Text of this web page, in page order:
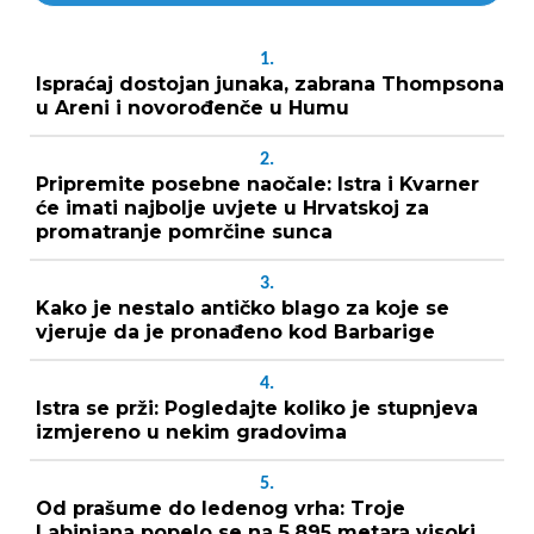
1.
Ispraćaj dostojan junaka, zabrana Thompsona
u Areni i novorođenče u Humu
2.
Pripremite posebne naočale: Istra i Kvarner
će imati najbolje uvjete u Hrvatskoj za
promatranje pomrčine sunca
3.
Kako je nestalo antičko blago za koje se
vjeruje da je pronađeno kod Barbarige
4.
Istra se prži: Pogledajte koliko je stupnjeva
izmjereno u nekim gradovima
5.
Od prašume do ledenog vrha: Troje